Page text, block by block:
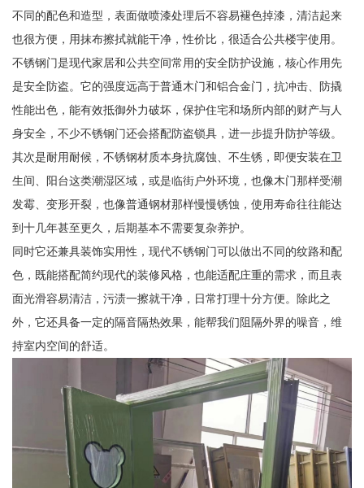
不同的配色和造型，表面做喷漆处理后不容易褪色掉漆，清洁起来
也很方便，用抹布擦拭就能干净，性价比，很适合公共楼宇使用。
不锈钢门是现代家居和公共空间常用的安全防护设施，核心作用先
是安全防盗。它的强度远高于普通木门和铝合金门，抗冲击、防撬
性能出色，能有效抵御外力破坏，保护住宅和场所内部的财产与人
身安全，不少不锈钢门还会搭配防盗锁具，进一步提升防护等级。
其次是耐用耐候，不锈钢材质本身抗腐蚀、不生锈，即便安装在卫
生间、阳台这类潮湿区域，或是临街户外环境，也像木门那样受潮
发霉、变形开裂，也像普通钢材那样慢慢锈蚀，使用寿命往往能达
到十几年甚至更久，后期基本不需要复杂养护。
同时它还兼具装饰实用性，现代不锈钢门可以做出不同的纹路和配
色，既能搭配简约现代的装修风格，也能适配庄重的需求，而且表
面光滑容易清洁，污渍一擦就干净，日常打理十分方便。除此之
外，它还具备一定的隔音隔热效果，能帮我们阻隔外界的噪音，维
持室内空间的舒适。